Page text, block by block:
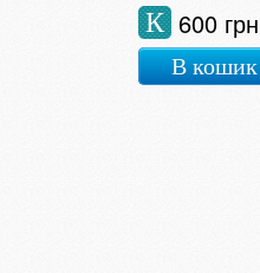
600 грн
К
В кошик